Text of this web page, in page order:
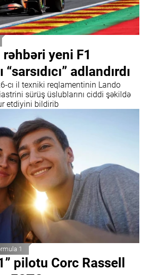
rəhbəri yeni F1
adlandırdı
cı il texniki reqlamentinin Lando
sürüş üslublarını ciddi şəkildə
etdiyini bildirib
1
pilotu Corc Rassell